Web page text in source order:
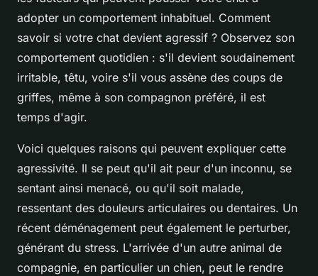
adopter un comportement inhabituel. Comment
savoir si votre chat devient agressif ? Observez son
comportement quotidien : s'il devient soudainement
irritable, têtu, voire s'il vous assène des coups de
griffes, même à son compagnon préféré, il est
temps d'agir.
Voici quelques raisons qui peuvent expliquer cette
agressivité. Il se peut qu'il ait peur d'un inconnu, se
sentant ainsi menacé, ou qu'il soit malade,
ressentant des douleurs articulaires ou dentaires. Un
récent déménagement peut également le perturber,
générant du stress. L'arrivée d'un autre animal de
compagnie, en particulier un chien, peut le rendre